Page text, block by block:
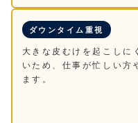
ダウンタイム重視
大きな皮むけを起こしに
いため、仕事が忙しい方
ます。